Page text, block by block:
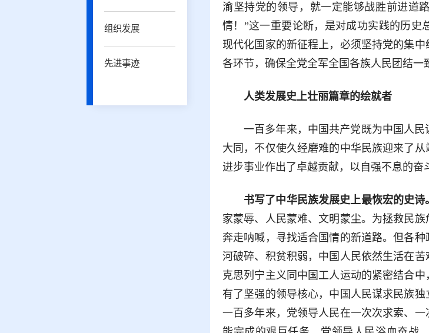
组织发展
先进事迹
渝坚持党的领导，就一定能够战胜前进道
情！”这一重要论断，是对成功实践的历史
现代化国家的新征程上，必须坚持党的集
各环节，确保全党全军全国各族人民团结一
人类发展史上壮丽篇章的绘就者
一百多年来，中国共产党既为中国人
大同，不仅使久经磨难的中华民族迎来了
进步事业作出了卓越贡献，以自强不息的奋
书写了中华民族发展史上最恢宏的史诗
家蒙辱、人民蒙难、文明蒙尘。为拯救民
奔走呐喊，寻找适合国情的新道路。但各
河破碎、积贫积弱，中国人民依然生活在
克思列宁主义同中国工人运动的紧密结合
有了坚强的领导核心，中国人民谋求民族
一百多年来，党领导人民在一次次求索、